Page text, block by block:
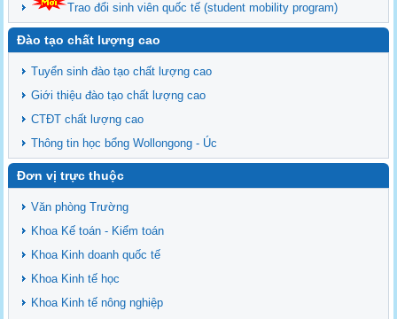
Trao đổi sinh viên quốc tế (student mobility program)
Đào tạo chất lượng cao
Tuyển sinh đào tạo chất lượng cao
Giới thiệu đào tạo chất lượng cao
CTĐT chất lượng cao
Thông tin học bổng Wollongong - Úc
Đơn vị trực thuộc
Văn phòng Trường
Khoa Kế toán - Kiểm toán
Khoa Kinh doanh quốc tế
Khoa Kinh tế học
Khoa Kinh tế nông nghiệp